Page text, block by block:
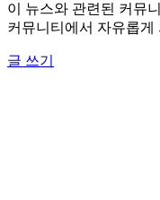
이 뉴스와 관련된 커뮤
커뮤니티에서 자유롭게
글 쓰기